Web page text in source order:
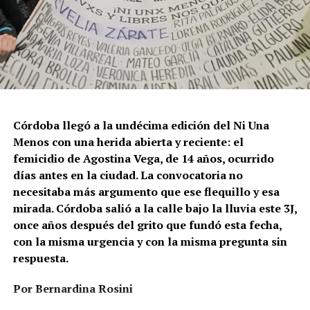
Córdoba llegó a la undécima edición del Ni Una
Menos con una herida abierta y reciente: el
femicidio de Agostina Vega, de 14 años, ocurrido
días antes en la ciudad. La convocatoria no
necesitaba más argumento que ese flequillo y esa
mirada. Córdoba salió a la calle bajo la lluvia este 3J,
once años después del grito que fundó esta fecha,
con la misma urgencia y con la misma pregunta sin
respuesta.
Por Bernardina Rosini